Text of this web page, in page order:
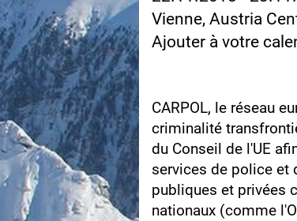
Vienne, Austria
Ajouter à votre
CARPOL, le réseau
criminalité
du Conseil de l'UE
services de police et
publiques et privées
nationaux (comme